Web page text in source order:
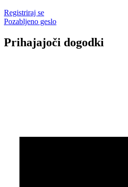
Registriraj se
Pozabljeno geslo
Prihajajoči dogodki